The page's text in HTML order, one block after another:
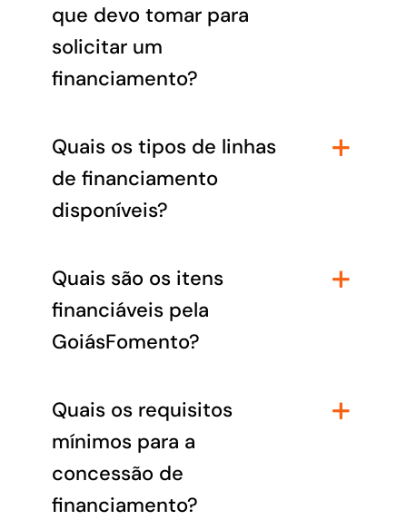
que devo tomar para
solicitar um
financiamento?
Quais os tipos de linhas
de financiamento
disponíveis?
Quais são os itens
financiáveis pela
GoiásFomento?
Quais os requisitos
mínimos para a
concessão de
financiamento?